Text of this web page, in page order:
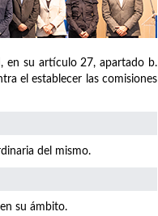
en su artículo 27, apartado b.
el establecer las comisiones
del mismo.
su ámbito.